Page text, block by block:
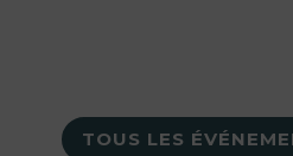
TOUS LES